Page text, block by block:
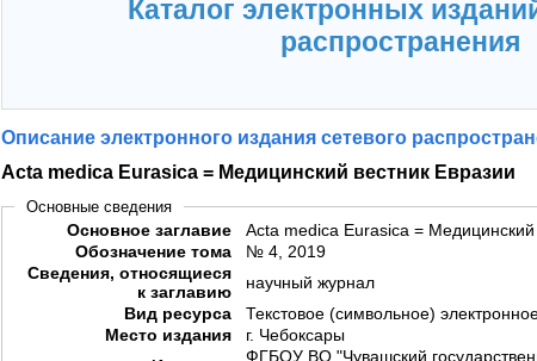
Каталог электронных
распространения
Описание электронного издания сетевого
Acta medica Eurasica = Медицинский вестник Евразии
Основные сведения
Основное заглавие
Acta medica Eurasica = Медицинский
Обозначение тома
№ 4, 2019
Сведения, относящиеся
к заглавию
научный журнал
Вид ресурса
Текстовое (символьное)
Место издания
г. Чебоксары
ФГБОУ ВО "Чувашский